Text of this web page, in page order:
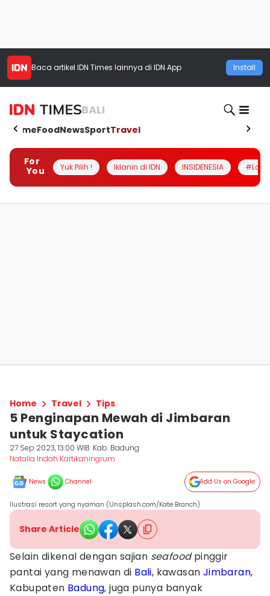
Baca artikel IDN Times lainnya di IDN App Install
BALI
HomeFoodNewsSportTravel
For
You
Yuk Pilih ! Iklanin di IDN INSIDENESIA
Home Travel Tips
5 Penginapan Mewah di Jimbaran
untuk Staycation
27 Sep 2023, 13:00 WIB Kab. Badung
Natalia Indah Kartikaningrum
News Channel Add Us on Google
Ilustrasi resort yang nyaman (Unsplash.com/Kate Branch)
Share Article
Selain dikenal dengan sajian seafoodpinggir
pantai yang menawan di Bali, kawasan Jimbaran,
Kabupaten Badung, juga punya banyak